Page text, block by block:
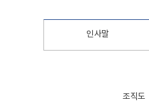
인사말
조직도